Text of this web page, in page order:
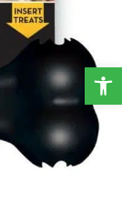
פתח סרגל נגישות